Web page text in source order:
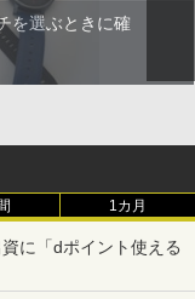
を選ぶときに確
1カ月
に「dポイント使える